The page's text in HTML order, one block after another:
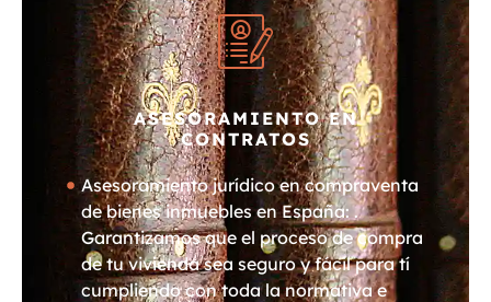
ASESORAMIENTO EN
CONTRATOS
Asesoramiento jurídico en compraventa
de bienes inmuebles en España: .
Garantizamos que el proceso de compra
de tu vivienda sea seguro y fácil para tí
cumpliendo con toda la normativa e